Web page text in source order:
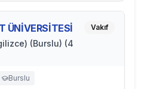
ÜNİVERSİTESİ
(Burslu) (4
Vakıf
Burslu